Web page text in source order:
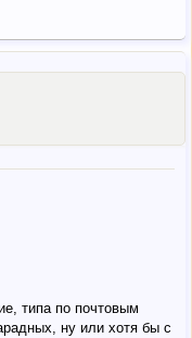
типа по почтовым
ну или хотя бы с